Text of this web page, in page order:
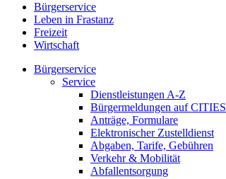
Bürgerservice
Leben in Frastanz
Freizeit
Wirtschaft
Bürgerservice
Service
Dienstleistungen A-Z
Bürgermeldungen auf CITIES
Anträge, Formulare
Elektronischer Zustelldienst
Abgaben, Tarife, Gebühren
Verkehr & Mobilität
Abfallentsorgung